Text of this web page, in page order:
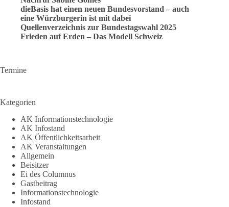
dieBasis hat einen neuen Bundesvorstand – auch
eine Würzburgerin ist mit dabei
Quellenverzeichnis zur Bundestagswahl 2025
Frieden auf Erden – Das Modell Schweiz
Termine
Kategorien
AK Informationstechnologie
AK Infostand
AK Öffentlichkeitsarbeit
AK Veranstaltungen
Allgemein
Beisitzer
Ei des Columnus
Gastbeitrag
Informationstechnologie
Infostand